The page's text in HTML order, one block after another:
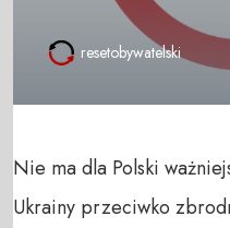
resetobywatelski
Nie ma dla Polski
Ukrainy przeciwko